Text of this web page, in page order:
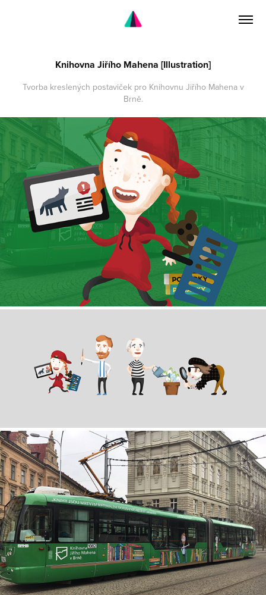
Knihovna Jiřího Mahena [Illustration]
Tvorba kreslených postaviček pro Knihovnu Jiřího Mahena v
Brně.